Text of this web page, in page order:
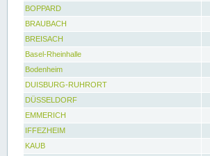
BOPPARD
BRAUBACH
BREISACH
Basel-Rheinhalle
Bodenheim
DUISBURG-RUHRORT
DÜSSELDORF
EMMERICH
IFFEZHEIM
KAUB